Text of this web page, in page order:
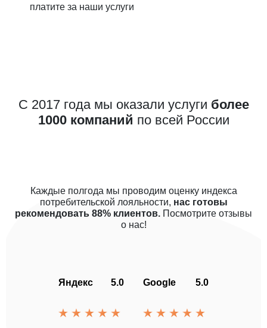
платите за наши услуги
С 2017 года мы оказали услуги более
1000 компаний по всей России
Каждые полгода мы проводим оценку индекса
потребительской лояльности, нас готовы
рекомендовать 88% клиентов. Посмотрите отзывы
о нас!
Яндекс 5.0 Google 5.0